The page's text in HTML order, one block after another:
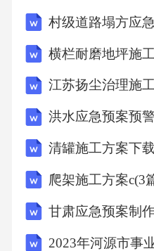
起来使用
B.每盏小彩灯正常工作
C.每盏小彩灯的额定功
作时，电阻
8.在工业上，液压机利
村级道路塌方应
横栏耐磨地坪施
江苏扬尘治理施
洪水应急预案预
清罐施工方案下
爬架施工方案c(3
甘肃应急预案制
2023年河源市事